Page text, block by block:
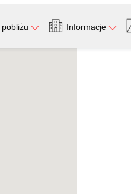
pobliżu Informacje